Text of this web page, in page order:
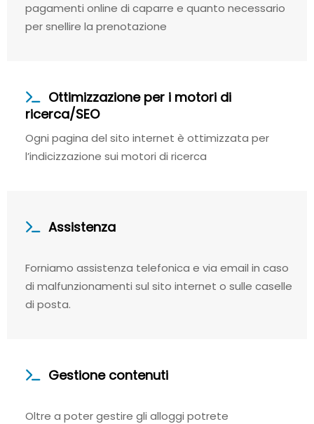
pagamenti online di caparre e quanto necessario
per snellire la prenotazione
Ottimizzazione per i motori di
ricerca/SEO
Ogni pagina del sito internet è ottimizzata per
l’indicizzazione sui motori di ricerca
Assistenza
Forniamo assistenza telefonica e via email in caso
di malfunzionamenti sul sito internet o sulle caselle
di posta.
Gestione contenuti
Oltre a poter gestire gli alloggi potrete